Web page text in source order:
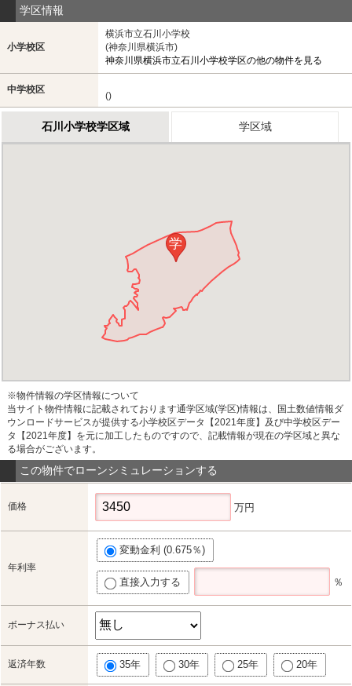
学区情報
小学校区
横浜市立石川小学校
(神奈川県横浜市)
神奈川県横浜市立石川小学校学区の他の物件を見る
中学校区
()
石川小学校学区域 学区域
学
※物件情報の学区情報について
当サイト物件情報に記載されております通学区域(学区)情報は、国土数値情報ダ
ウンロードサービスが提供する小学校区データ【2021年度】及び中学校区デー
タ【2021年度】を元に加工したものですので、記載情報が現在の学区域と異な
る場合がございます。
この物件でローンシミュレーションする
価格 万円
年利率
変動金利 (0.675％)
直接入力する ％
ボーナス払い
返済年数 35年 30年 25年 20年